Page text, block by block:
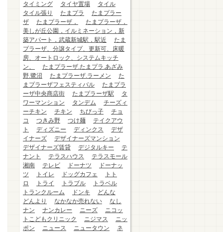
タイミング
タイヤ置場
タイル
タイル張り
たまプラ
たまプラー
ザ
たまプラーザ，
たまプラーザ，
美しが丘公園，イルミネーション，新
築アパート，武蔵新城駅，駅近
たま
プラーザ、分譲タイプ、更新可、床暖
房、オートロック、システムキッチ
ン、
たまプラーザ.たまプラ.あざみ
野.鷺沼
たまプラーザ.ラーメン
た
まプラーザフェスティバル
たまプラ
ーザ中央商店街
たまプラーザ駅
タ
ワーマンション
タンデム
チーズィ
ーチキン
チキン ちびっ子
チョ
コ
つきみ野 つけ麺
テイクアウ
ト
ディズニー ディンクス
デザ
イナーズ
デザイナーズマンション
デザイナーズ賃貸
デジタルキー
テ
ナント
テラスハウス
テラスモール
湘南
テレビ ドーナツ
ドーナッ
ツ
トイレ ドッグカフェ
トト
ロ
トライ トラブル
トラベル
トランクルーム
ドンキ
どんな
どんより
なかなか売れない
なし
ナン
ナンカレー ニーズ
ニコッ
トこどもクリニック
ニジマス
ニッ
ポン
ニュース ニュータウン
ネ